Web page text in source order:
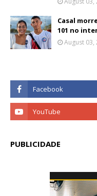
Casal
101 no
August 03,
PUBLICIDADE